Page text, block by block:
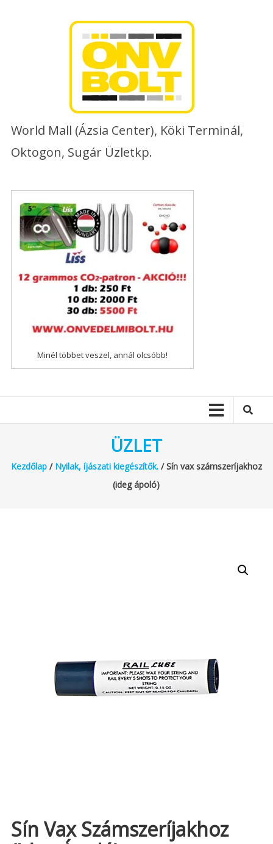
World Mall (Ázsia Center), Köki Terminál,
Oktogon, Sugár Üzletkp.
Minél többet veszel, annál olcsóbb!
ÜZLET
Kezdőlap/ Nyilak, íjászati kiegészítők./ Sín vax számszeríjakhoz
(ideg ápoló)
Sín Vax Számszeríjakhoz